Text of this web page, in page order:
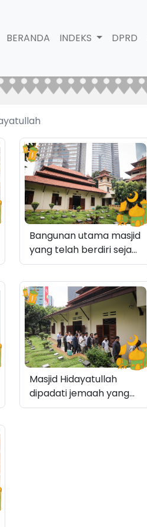
BERANDA INDEKS DPRD
Bangunan utama masjid
yang telah berdiri sejak
tahun 1747
Masjid Hidayatullah
dipadati jemaah yang
kebanyakan karyawan